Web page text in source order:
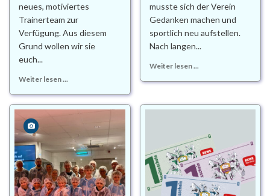
neues, motiviertes
Trainerteam zur
Verfügung. Aus diesem
Grund wollen wir sie
euch...
Weiter lesen ...
musste sich der Verein
Gedanken machen und
sportlich neu aufstellen.
Nach langen...
Weiter lesen ...